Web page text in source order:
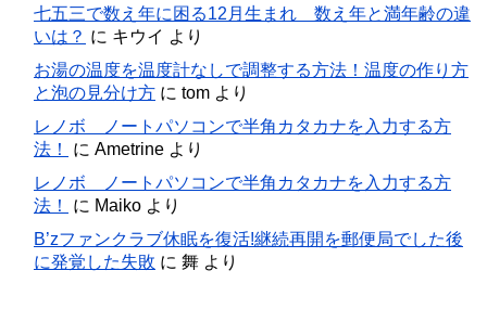
七五三で数え年に困る12月生まれ 数え年と満年齢の違
いは？ に キウイ より
お湯の温度を温度計なしで調整する方法！温度の作り方
と泡の見分け方 に tom より
レノボ ノートパソコンで半角カタカナを入力する方
法！
に Ametrine より
レノボ ノートパソコンで半角カタカナを入力する方
法！
に Maiko より
B’zファンクラブ休眠を復活!継続再開を郵便局でした後
に発覚した失敗 に 舞 より